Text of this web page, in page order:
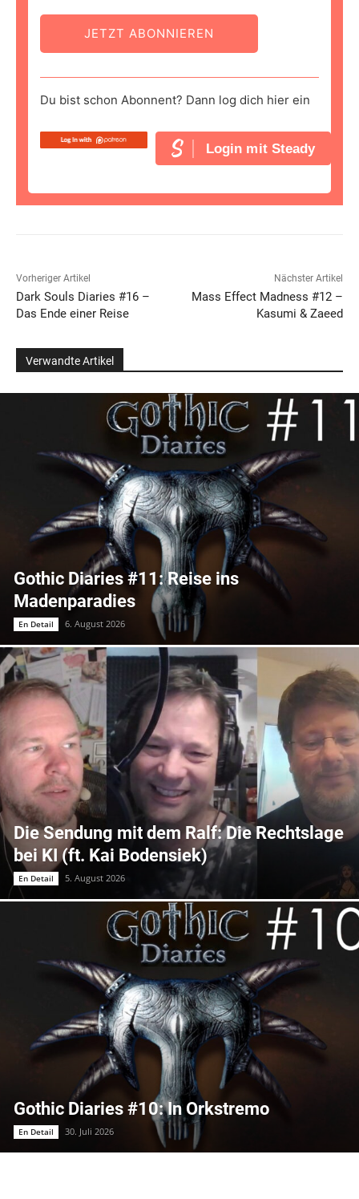
JETZT ABONNIEREN
Du bist schon Abonnent? Dann log dich hier ein
Login mit Steady
Vorheriger Artikel
Dark Souls Diaries #16 –
Das Ende einer Reise
Nächster Artikel
Mass Effect Madness #12 –
Kasumi & Zaeed
Verwandte Artikel
Gothic Diaries #11: Reise ins
Madenparadies
En Detail 6. August 2026
Die Sendung mit dem Ralf: Die Rechtslage
bei KI (ft. Kai Bodensiek)
En Detail 5. August 2026
Gothic Diaries #10: In Orkstremo
En Detail 30. Juli 2026